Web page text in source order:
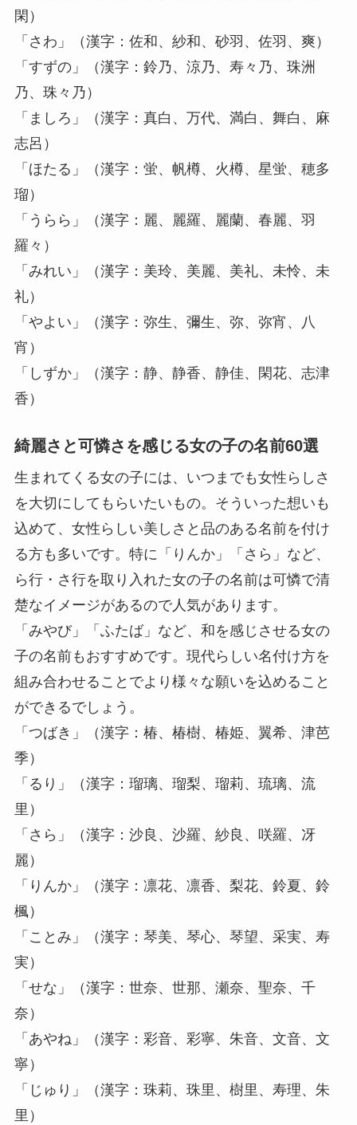
閑）
「さわ」（漢字：佐和、紗和、砂羽、佐羽、爽）
「すずの」（漢字：鈴乃、涼乃、寿々乃、珠洲
乃、珠々乃）
「ましろ」（漢字：真白、万代、満白、舞白、麻
志呂）
「ほたる」（漢字：蛍、帆樽、火樽、星蛍、穂多
瑠）
「うらら」（漢字：麗、麗羅、麗蘭、春麗、羽
羅々）
「みれい」（漢字：美玲、美麗、美礼、未怜、未
礼）
「やよい」（漢字：弥生、彌生、弥、弥宵、八
宵）
「しずか」（漢字：静、静香、静佳、閑花、志津
香）
綺麗さと可憐さを感じる女の子の名前60選
生まれてくる女の子には、いつまでも女性らしさ
を大切にしてもらいたいもの。そういった想いも
込めて、女性らしい美しさと品のある名前を付け
る方も多いです。 特に「りんか」「さら」など、
ら行・さ行を取り入れた女の子の名前は可憐で清
楚なイメージがあるので人気があります。
「みやび」「ふたば」など、和を感じさせる女の
子の名前もおすすめです。現代らしい名付け方を
組み合わせることでより様々な願いを込めること
ができるでしょう。
「つばき」（漢字：椿、椿樹、椿姫、翼希、津芭
季）
「るり」（漢字：瑠璃、瑠梨、瑠莉、琉璃、流
里）
「さら」（漢字：沙良、沙羅、紗良、咲羅、冴
麗）
「りんか」（漢字：凛花、凛香、梨花、鈴夏、鈴
楓）
「ことみ」（漢字：琴美、琴心、琴望、采実、寿
実）
「せな」（漢字：世奈、世那、瀬奈、聖奈、千
奈）
「あやね」（漢字：彩音、彩寧、朱音、文音、文
寧）
「じゅり」（漢字：珠莉、珠里、樹里、寿理、朱
里）